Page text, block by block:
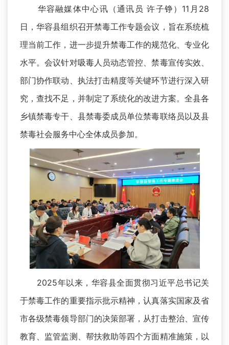
华容融媒体中心讯（通讯员 许子铮）11月28
日，华容县组织召开禁毒工作专题会议，旨在系统梳
理当前工作，进一步提升禁毒工作的规范化、专业化
水平。会议针对吸毒人员动态管控、禁毒宣传实效、
部门协作联动、执法打击精度等关键环节进行深入研
究，查找不足，并制定了系统化的改进方案。全县各
乡镇禁毒专干、县禁毒委成员单位禁毒联络员以及县
禁毒社会服务中心全体成员参加。
2025年以来，华容县全面贯彻习近平总书记关
于禁毒工作的重要指示批示精神，认真落实国家及省
市各级禁毒领导部门的决策部署，从打击整治、宣传
教育、监管监测、帮扶救助等四个方面精准施策，以